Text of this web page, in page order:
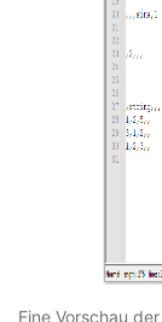
Eine Vorschau